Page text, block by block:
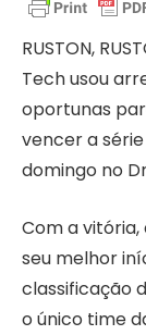
RUSTON,
Tech usou
oportunas
vencer a
domingo no
Com a vitória,
seu melhor
classificação
o único time